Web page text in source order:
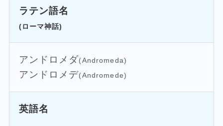
ラテン語名
(ローマ神話)
アンドロメダ(Andromeda)
アンドロメデ(Andromede)
英語名